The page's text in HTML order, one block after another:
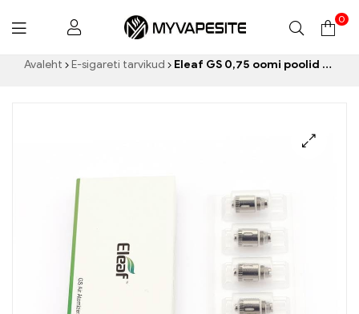
Myvapesite.de
0
Avaleht E-sigareti tarvikud Eleaf GS 0,75 oomi poolid GS-Air jaoks / GS tank / GS Air 2 Pihusti (5tk/pakk) E-sigarettide hulgimüük丨Kohandatud